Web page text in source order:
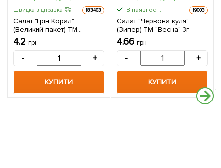
Швидка відправка 183463
Салат "Грін Корал"
(Великий пакет) ТМ
"Весна" 3г
4.2 грн
- +
КУПИТИ
В наявності. 19003
Салат "Червона куля"
(Зипер) ТМ "Весна" 3г
4.66 грн
- +
КУПИТИ